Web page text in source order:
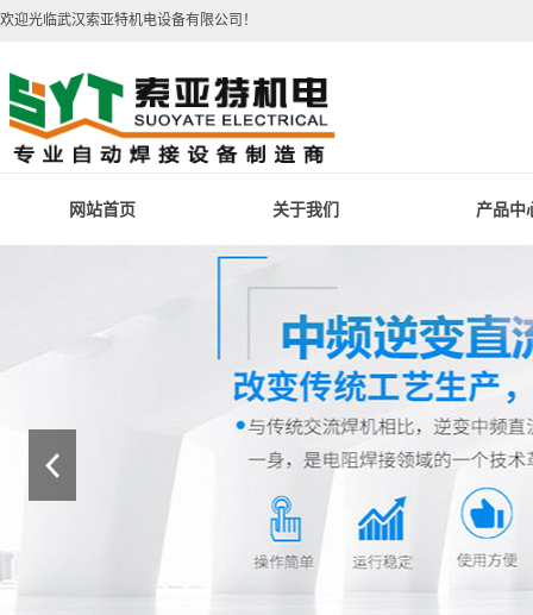
欢迎光临武汉索亚特机电设备有限公司！
网站首页 关于我们 产品中